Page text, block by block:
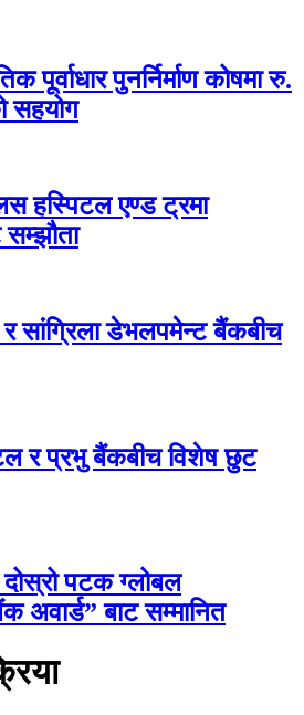
पूर्वाधार पुनर्निर्माण कोषमा रु.
सहयोग
हस्पिटल एण्ड ट्रमा
सांग्रिला डेभलपमेन्ट बैंकबीच
र प्रभु बैंकबीच विशेष छुट
पटक ग्लोबल
अवार्ड” बाट सम्मानित